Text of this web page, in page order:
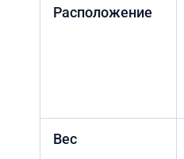
Расположение
Вес